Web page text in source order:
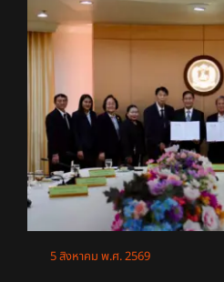
5 สิงหาคม พ.ศ. 2569